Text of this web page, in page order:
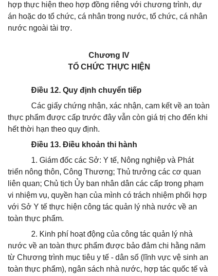
hợp thực hiện theo hợp đồng riêng với chương trình, dự
án hoặc do tổ chức, cá nhân trong nước, tổ chức, cá nhân
nước ngoài tài trợ.
Chương IV
TỔ CHỨC THỰC HIỆN
Điều 12. Quy định chuyển tiếp
Các giấy chứng nhận, xác nhận, cam kết về an toàn
thực phẩm được cấp trước đây vẫn còn giá trị cho đến khi
hết thời hạn theo quy định.
Điều 13. Điều khoản thi hành
1. Giám đốc các Sở: Y tế, Nông nghiệp và Phát
triển nông thôn, Công Thương; Thủ trưởng các cơ quan
liên quan; Chủ tịch Ủy ban nhân dân các cấp trong phạm
vi nhiệm vụ, quyền hạn của mình có trách nhiệm phối hợp
với Sở Y tế thực hiện công tác quản lý nhà nước về an
toàn thực phẩm.
2. Kinh phí hoạt động của công tác quản lý nhà
nước về an toàn thực phẩm được bảo đảm chi hằng năm
từ Chương trình mục tiêu y tế - dân số (lĩnh vực vệ sinh an
toàn thực phẩm), ngân sách nhà nước, hợp tác quốc tế và